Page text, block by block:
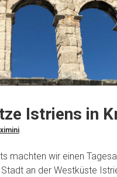
Istriens in
.
machten wir einen
an der Westküste